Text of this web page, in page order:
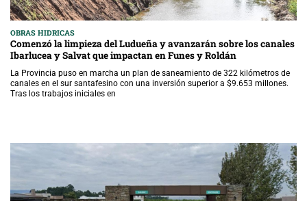
OBRAS HIDRICAS
Comenzó la limpieza del Ludueña y avanzarán sobre los canales
Ibarlucea y Salvat que impactan en Funes y Roldán
La Provincia puso en marcha un plan de saneamiento de 322 kilómetros de
canales en el sur santafesino con una inversión superior a $9.653 millones.
Tras los trabajos iniciales en